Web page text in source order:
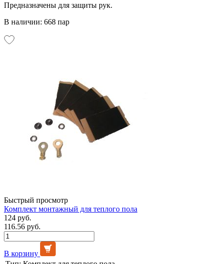
Предназначены для защиты рук.
В наличии: 668 пар
Быстрый просмотр
Комплект монтажный для теплого пола
124 руб.
116.56 руб.
В корзину